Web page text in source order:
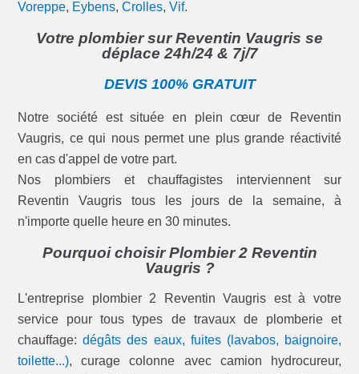
Voreppe, Eybens,Crolles,Vif.
Votre plombier sur Reventin Vaugris se
déplace 24h/24 & 7j/7
DEVIS 100% GRATUIT
Notre société est située en plein cœur de Reventin
Vaugris, ce qui nous permet une plus grande réactivité
en cas d'appel de votre part.
Nos plombiers et chauffagistes interviennent sur
Reventin Vaugris tous les jours de la semaine, à
n'importe quelle heure en 30 minutes.
Pourquoi choisir Plombier 2 Reventin
Vaugris ?
L'entreprise plombier 2 Reventin Vaugris est à votre
service pour tous types de travaux de plomberie et
chauffage:dégâts des eaux, fuites (lavabos, baignoire,
toilette...), curage colonne avec camion hydrocureur,